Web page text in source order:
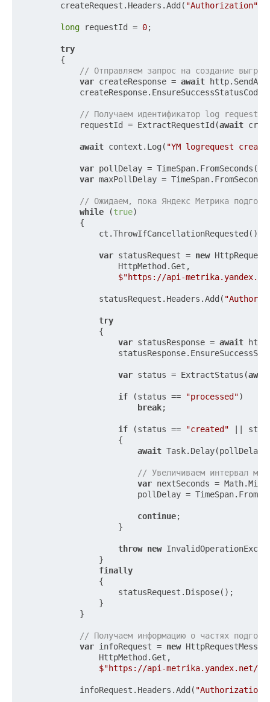
        createRequest.Headers.Add(
"Authorization"
long requestId = 0;
try
        {
// Отправляем запрос на создание
var createResponse = await
// Получаем идентификатор log request.
            requestId = ExtractRequestId(
await
await context.Log( "YM logrequest
var pollDelay = TimeSpan.FromSeconds(
var maxPollDelay =
// Ожидаем, пока Яндекс Метрика
while (true)
            {
                ct.ThrowIfCancellationRequested();
var statusRequest = new
                    HttpMethod.Get,
$"https://api-
                statusRequest.Headers.Add(
try
                {
var statusResponse = await
var status = ExtractStatus(
if (status == "processed")
break;
if (status == "created" ||
                    {
await
// Увеличиваем интервал
var nextSeconds =
pollDelay =
continue;
                    }
throw new
                }
finally
                {
                    statusRequest.Dispose();
                }
            }
// Получаем информацию о частях
var infoRequest = new
                HttpMethod.Get,
$"https://api-metrika.yandex.net/
            infoRequest.Headers.Add(
"Authorization"